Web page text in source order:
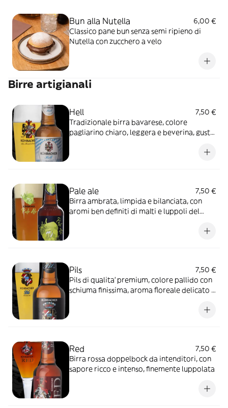
Bun alla Nutella
6,00 €
Classico pane bun senza semi ripieno di
Nutella con zucchero a velo
Birre artigianali
Hell
7,50 €
Tradizionale birra bavarese, colore
pagliarino chiaro, leggera e beverina, gusto
Pale ale
7,50 €
Birra ambrata, limpida e bilanciata, con
aromi ben definiti di malti e luppoli del
Pils
7,50 €
Pils di qualita' premium, colore pallido con
schiuma finissima, aroma floreale delicato e
Red
7,50 €
Birra rossa doppelbock da intenditori, con
sapore ricco e intenso, finemente luppolata